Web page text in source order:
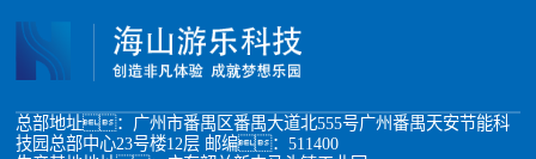
总部地址：广州市番禺区番禺大道北555号广州番禺天安节能科
技园总部中心23号楼12层 邮编：511400